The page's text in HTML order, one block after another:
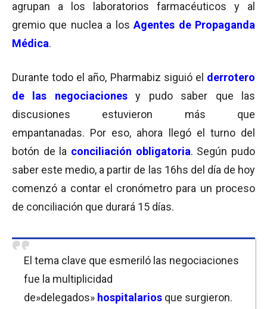
agrupan a los laboratorios farmacéuticos y al
gremio que nuclea a losAgentes de Propaganda
Médica.
Durante todo el año, Pharmabiz siguió el derrotero
de las negociacionesy pudo saber que las
discusiones estuvieron más que
empantanadas. Por eso, ahora llegó el turno del
botón de la conciliación obligatoria. Según pudo
saber este medio, a partir de las 16hs del día de hoy
comenzó a contar el cronómetro para un proceso
de conciliación que durará 15 días.
El tema clave que esmeriló las negociaciones
fue la multiplicidad
de»delegados» hospitalarios que surgieron.